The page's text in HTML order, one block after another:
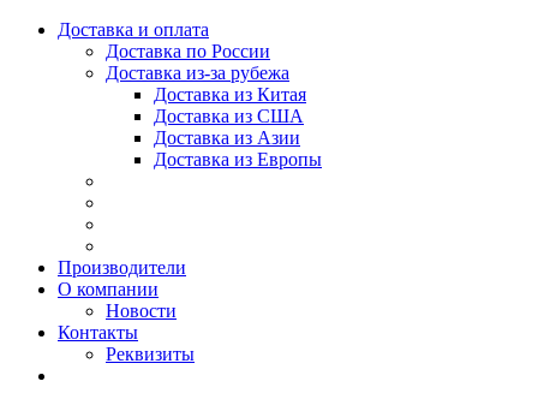
Доставка и оплата
Доставка по России
Доставка из-за рубежа
Доставка из Китая
Доставка из США
Доставка из Азии
Доставка из Европы
Производители
О компании
Новости
Контакты
Реквизиты